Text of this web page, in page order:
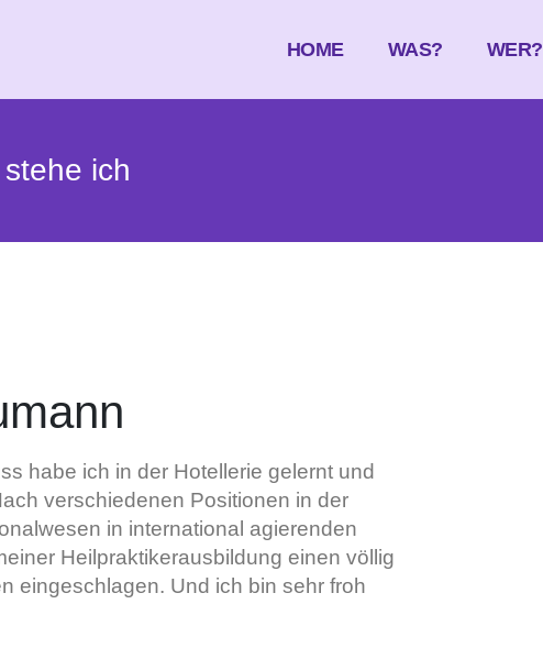
HOME WAS? WER?
ich
habe ich in der Hotellerie gelernt und
verschiedenen Positionen in der
in international agierenden
Heilpraktikerausbildung einen völlig
eingeschlagen. Und ich bin sehr froh